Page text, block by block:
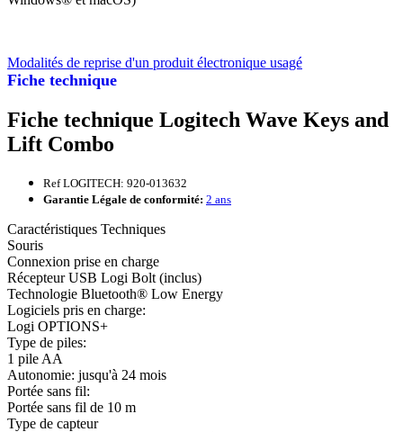
Fiche technique
Modalités de reprise d'un produit électronique usagé
Fiche technique Logitech Wave Keys and
Lift Combo
Ref LOGITECH: 920-013632
Garantie Légale de conformité: 2 ans
Caractéristiques Techniques
Souris
Connexion prise en charge
Récepteur USB Logi Bolt (inclus)
Technologie Bluetooth® Low Energy
Logiciels pris en charge:
Logi OPTIONS+
Type de piles:
1 pile AA
Autonomie: jusqu'à 24 mois
Portée sans fil:
Portée sans fil de 10 m
Type de capteur